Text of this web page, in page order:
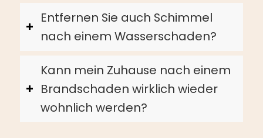
Entfernen Sie auch Schimmel
nach einem Wasserschaden?
Kann mein Zuhause nach einem
Brandschaden wirklich wieder
wohnlich werden?